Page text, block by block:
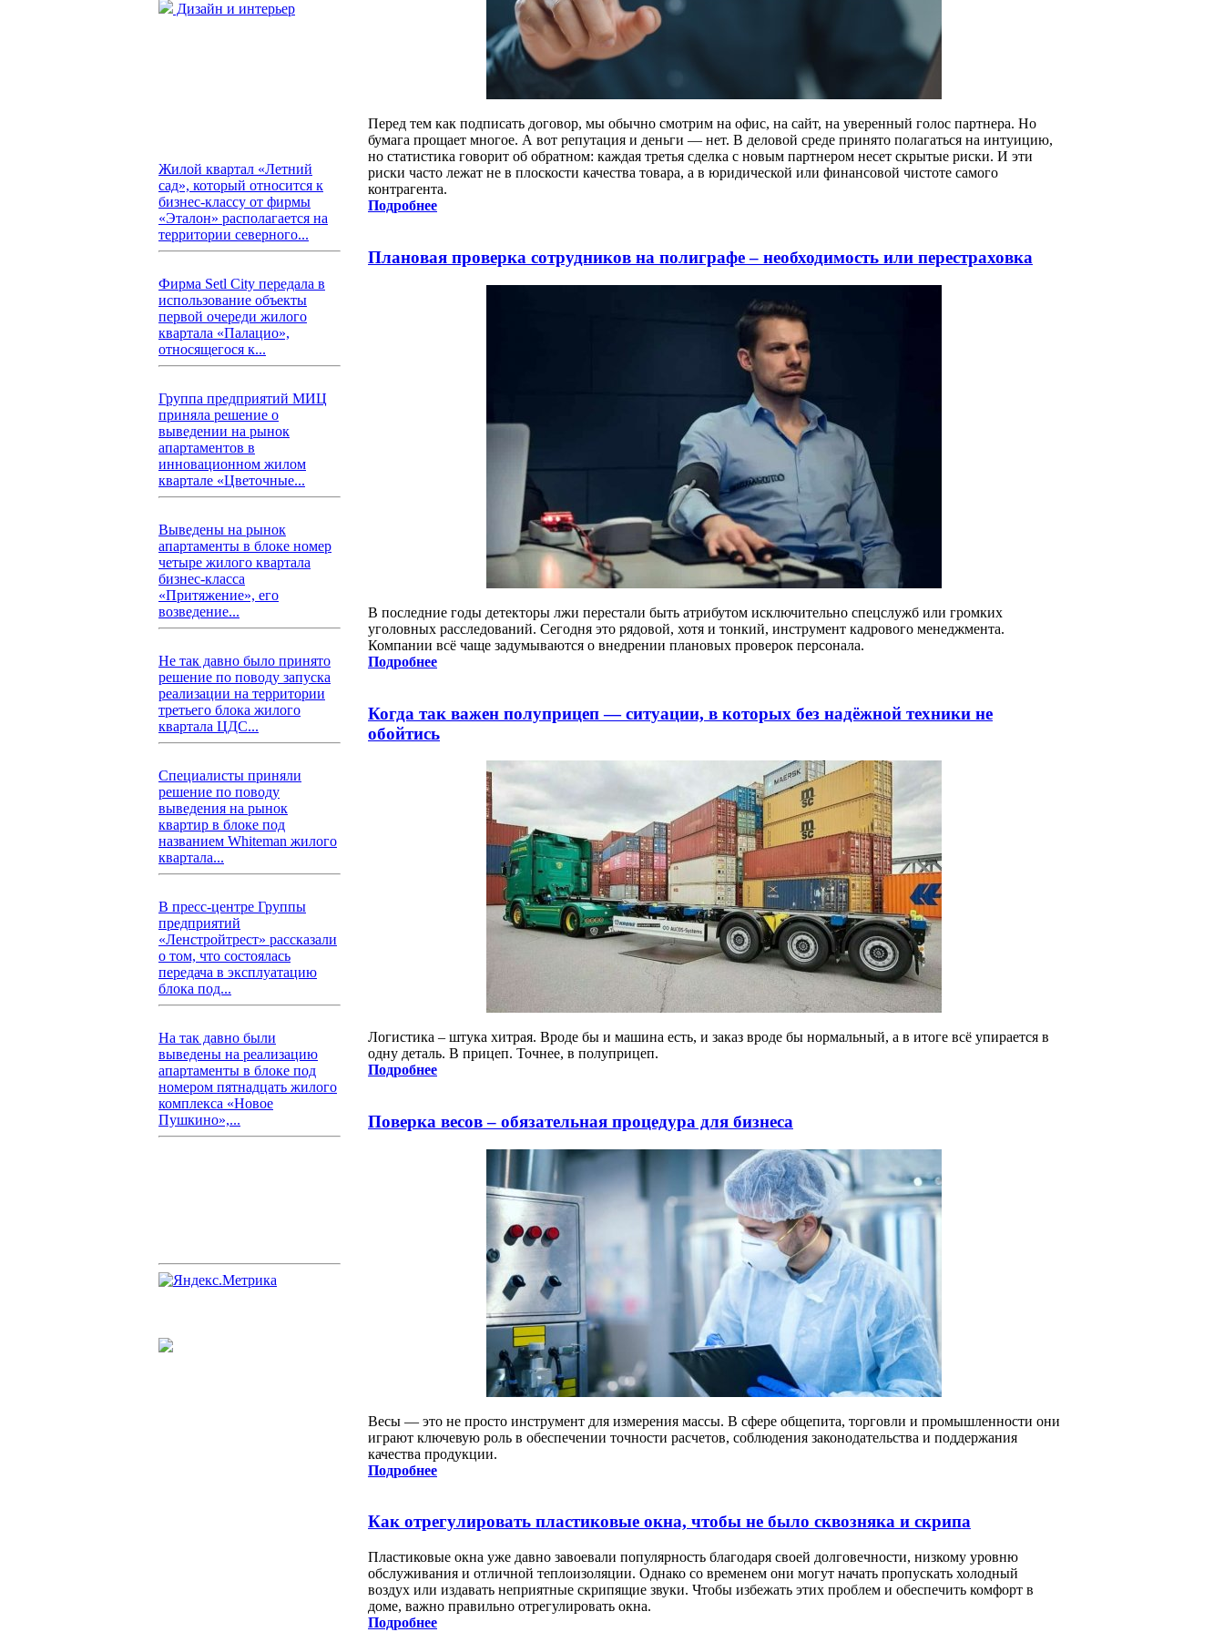
Дизайн и интерьер
Жилой квартал «Летний
сад», который относится к
бизнес-классу от фирмы
«Эталон» располагается на
территории северного...
Фирма Setl City передала в
использование объекты
первой очереди жилого
квартала «Палацио»,
относящегося к...
Группа предприятий МИЦ
приняла решение о
выведении на рынок
апартаментов в
инновационном жилом
квартале «Цветочные...
Выведены на рынок
апартаменты в блоке номер
четыре жилого квартала
бизнес-класса
«Притяжение», его
возведение...
Не так давно было принято
решение по поводу запуска
реализации на территории
третьего блока жилого
квартала ЦДС...
Специалисты приняли
решение по поводу
выведения на рынок
квартир в блоке под
названием Whiteman жилого
квартала...
В пресс-центре Группы
предприятий
«Ленстройтрест» рассказали
о том, что состоялась
передача в эксплуатацию
блока под...
На так давно были
выведены на реализацию
апартаменты в блоке под
номером пятнадцать жилого
комплекса «Новое
Пушкино»,...
Перед тем как подписать договор, мы обычно смотрим на офис, на сайт, на уверенный голос партнера. Но
бумага прощает многое. А вот репутация и деньги — нет. В деловой среде принято полагаться на интуицию,
но статистика говорит об обратном: каждая третья сделка с новым партнером несет скрытые риски. И эти
риски часто лежат не в плоскости качества товара, а в юридической или финансовой чистоте самого
контрагента.
Подробнее
Плановая проверка сотрудников на полиграфе – необходимость или перестраховка
В последние годы детекторы лжи перестали быть атрибутом исключительно спецслужб или громких
уголовных расследований. Сегодня это рядовой, хотя и тонкий, инструмент кадрового менеджмента.
Компании всё чаще задумываются о внедрении плановых проверок персонала.
Подробнее
Когда так важен полуприцеп — ситуации, в которых без надёжной техники не
обойтись
Логистика – штука хитрая. Вроде бы и машина есть, и заказ вроде бы нормальный, а в итоге всё упирается в
одну деталь. В прицеп. Точнее, в полуприцеп.
Подробнее
Поверка весов – обязательная процедура для бизнеса
Весы — это не просто инструмент для измерения массы. В сфере общепита, торговли и промышленности они
играют ключевую роль в обеспечении точности расчетов, соблюдения законодательства и поддержания
качества продукции.
Подробнее
Как отрегулировать пластиковые окна, чтобы не было сквозняка и скрипа
Пластиковые окна уже давно завоевали популярность благодаря своей долговечности, низкому уровню
обслуживания и отличной теплоизоляции. Однако со временем они могут начать пропускать холодный
воздух или издавать неприятные скрипящие звуки. Чтобы избежать этих проблем и обеспечить комфорт в
доме, важно правильно отрегулировать окна.
Подробнее